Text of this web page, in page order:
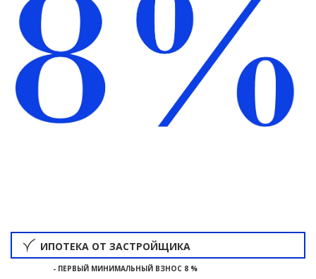
ИПОТЕКА ОТ ЗАСТРОЙЩИКА
- ПЕРВЫЙ МИНИМАЛЬНЫЙ ВЗНОС 8 %